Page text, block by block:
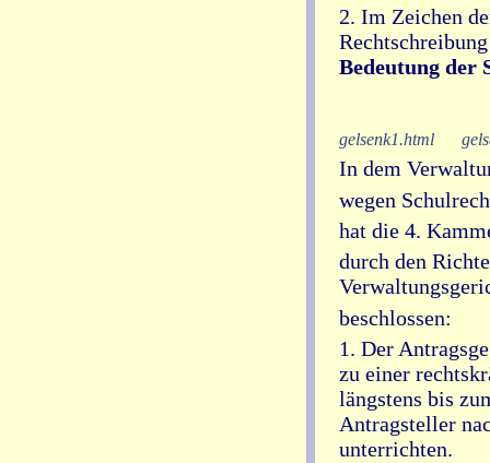
2. Im Zeichen
Bedeutung der
gelsenk1.html
In dem
wegen
hat die 4.
durch den
beschlossen:
1. Der
zu einer
längstens bis
Antragsteller
unterrichten.